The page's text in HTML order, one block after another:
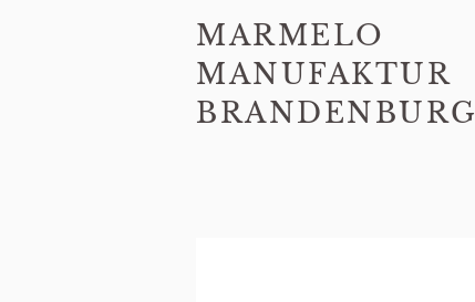
MARMELO
MANUFAKTUR
BRANDENBURG